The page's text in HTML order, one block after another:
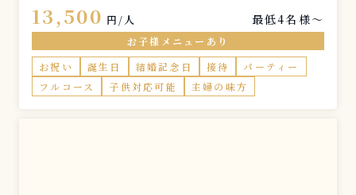
す 特別な記念日やお祝い事 小さなお子様がいらっし
ゃるご家庭や 女子会、ご友人とのご会食等様々な ご
利用シーンでご好評いただいております 以下のメニ
ューは一例になりますので お苦手な食材やアレルギ
ー、ご希望等 お気軽にお申し付けください コース所
要時間 約2時間 オプションにて以下メニューご用意
しております。 ・お子様プレート ・食器/カトラリー
13,500 円/人 最低4名様〜
お子様メニューあり
お祝い
誕生日 結婚記念日 接待
パーティー
フルコース
子供対応可能 主婦の味方